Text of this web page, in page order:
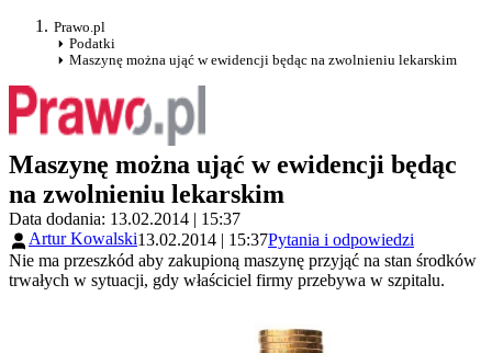
Prawo.pl
Podatki
Maszynę można ująć w ewidencji będąc na zwolnieniu lekarskim
Maszynę można ująć w ewidencji będąc
na zwolnieniu lekarskim
Data dodania: 13.02.2014 | 15:37
Artur Kowalski13.02.2014 | 15:37Pytania i odpowiedzi
Nie ma przeszkód aby zakupioną maszynę przyjąć na stan środków
trwałych w sytuacji, gdy właściciel firmy przebywa w szpitalu.